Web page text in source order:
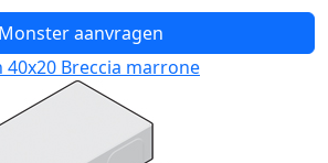
Monster aanvragen
Breccia marrone